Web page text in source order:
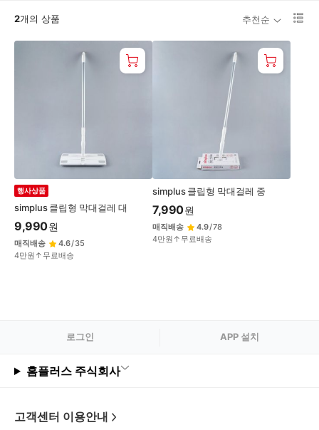
테이프클리너 휴지통/분리수거함
2개의 상품 추천순
simplus 클립형 막대걸레 대
행사상품
9,990원
매직배송 4.6/35
4만원↑무료배송
simplus 클립형 막대걸레 중
7,990원
매직배송 4.9/78
4만원↑무료배송
로그인 APP 설치
홈플러스 주식회사
고객센터 이용안내